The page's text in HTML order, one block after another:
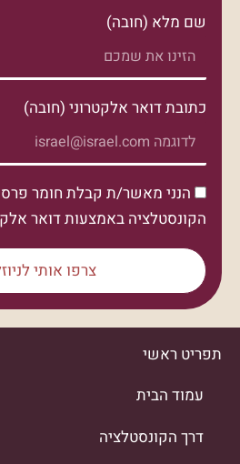
שם מלא (חובה)
כתובת דואר אלקטרוני (חובה)
הנני מאשר/ת קבלת חומר
הקונסטלציה באמצעות דואר
צרפו אותי
תפריט ראשי
עמוד הבית
דרך הקונסטלציה